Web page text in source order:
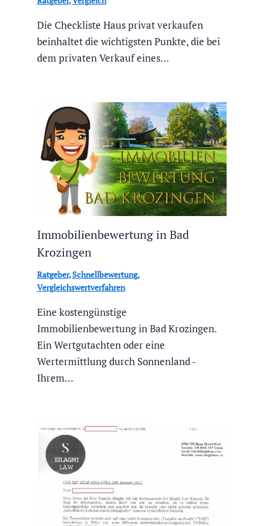
Die Checkliste Haus privat verkaufen
beinhaltet die wichtigsten Punkte, die bei
dem privaten Verkauf eines…
Immobilienbewertung in Bad
Krozingen
Ratgeber,Schnellbewertung,
Vergleichswertverfahren
Eine kostengünstige
Immobilienbewertung in Bad Krozingen.
Ein Wertgutachten oder eine
Wertermittlung durch Sonnenland -
Ihrem…